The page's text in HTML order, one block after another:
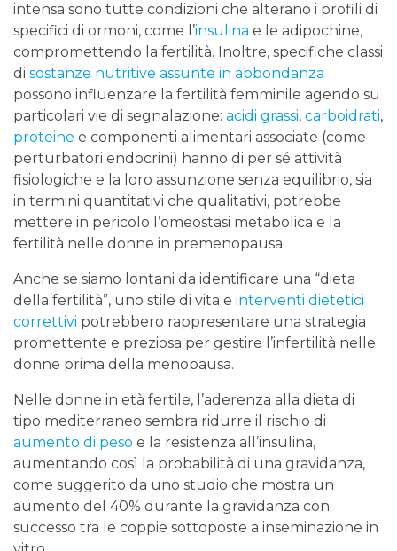
intensa sono tutte condizioni che alterano i profili di
specifici di ormoni, come l’insulina e le adipochine,
compromettendo la fertilità. Inoltre, specifiche classi
di sostanze nutritive assunte in abbondanza
possono influenzare la fertilità femminile agendo su
particolari vie di segnalazione: acidi grassi, carboidrati,
proteine ​​e componenti alimentari associate (come
perturbatori endocrini) hanno di per sé attività
fisiologiche e la loro assunzione senza equilibrio, sia
in termini quantitativi che qualitativi, potrebbe
mettere in pericolo l’omeostasi metabolica e la
fertilità nelle donne in premenopausa.
Anche se siamo lontani da identificare una “dieta
della fertilità”, uno stile di vita e interventi dietetici
correttivi potrebbero rappresentare una strategia
promettente e preziosa per gestire l’infertilità nelle
donne prima della menopausa.
Nelle donne in età fertile, l’aderenza alla dieta di
tipo mediterraneo sembra ridurre il rischio di
aumento di peso e la resistenza all’insulina,
aumentando così la probabilità di una gravidanza,
come suggerito da uno studio che mostra un
aumento del 40% durante la gravidanza con
successo tra le coppie sottoposte a inseminazione in